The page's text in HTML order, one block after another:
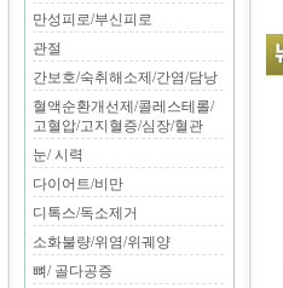
만성피로/부신피로
관절
간보호/숙취해소제/간염/담낭
혈액순환개선제/콜레스테롤/
고혈압/고지혈증/심장/혈관
눈/ 시력
다이어트/비만
디톡스/독소제거
소화불량/위염/위궤양
뼈/ 골다공증